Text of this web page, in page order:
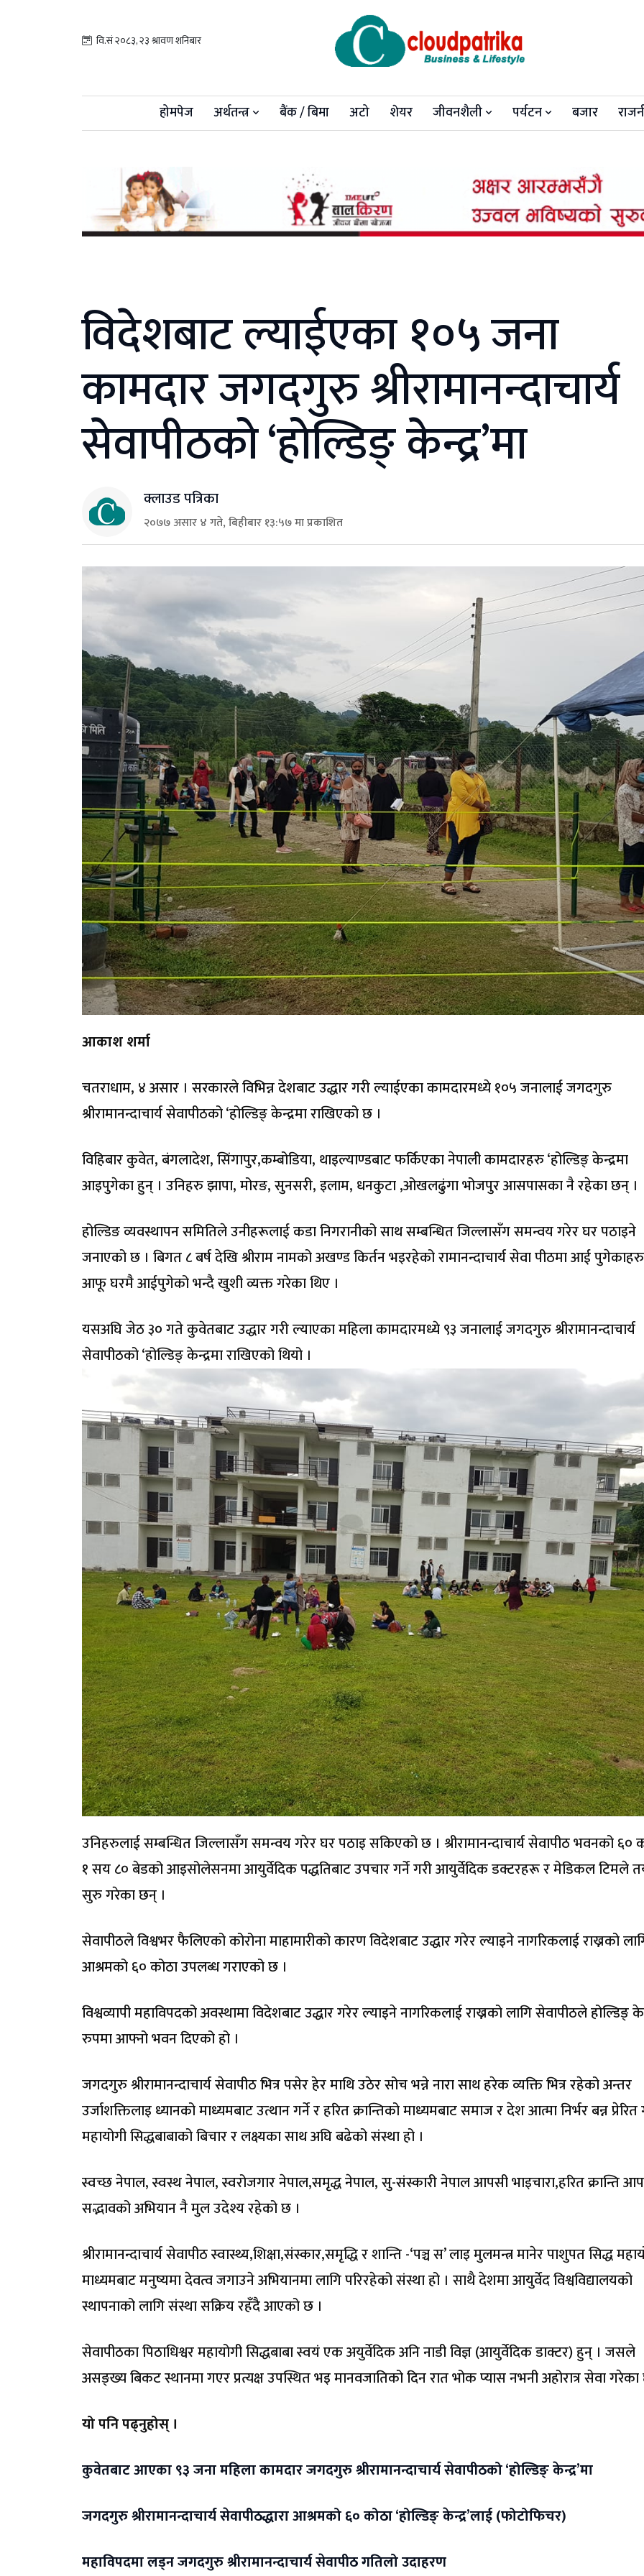
वि.सं २०८३, २३ श्रावण शनिबार
होमपेज अर्थतन्त्र बैंक / बिमा अटो शेयर जीवनशैली पर्यटन बजार
विदेशबाट ल्याईएका १०५ जना
कामदार जगदगुरु श्रीरामानन्दाचार्य
सेवापीठको ‘होल्डिङ् केन्द्र’मा
क्लाउड पत्रिका
२०७७ असार ४ गते, बिहीबार १३:५७ मा प्रकाशित
आकाश शर्मा
चतराधाम, ४ असार । सरकारले विभिन्न देशबाट उद्धार गरी ल्याईएका कामदारमध्ये १०५ जनालाई जगदगुरु
श्रीरामानन्दाचार्य सेवापीठको ‘होल्डिङ् केन्द्रमा राखिएको छ ।
विहिबार कुवेत, बंगलादेश, सिंगापुर,कम्बोडिया, थाइल्याण्डबाट फर्किएका नेपाली कामदारहरु ‘होल्डिङ् केन्द्रमा
आइपुगेका हुन् । उनिहरु झापा, मोरङ, सुनसरी, इलाम, धनकुटा ,ओखलढुंगा भोजपुर आसपासका नै रहेका छन् ।
होल्डिङ व्यवस्थापन समितिले उनीहरूलाई कडा निगरानीको साथ सम्बन्धित जिल्लासँग समन्वय गरेर घर पठाइने
जनाएको छ । बिगत ८ बर्ष देखि श्रीराम नामको अखण्ड किर्तन भइरहेको रामानन्दाचार्य सेवा पीठमा आई
आफू घरमै आईपुगेको भन्दै खुशी व्यक्त गरेका थिए ।
यसअघि जेठ ३० गते कुवेतबाट उद्धार गरी ल्याएका महिला कामदारमध्ये ९३ जनालाई जगदगुरु श्रीरामानन्दाचार्य
सेवापीठको ‘होल्डिङ् केन्द्रमा राखिएको थियो ।
उनिहरुलाई सम्बन्धित जिल्लासँग समन्वय गरेर घर पठाइ सकिएको छ । श्रीरामानन्दाचार्य सेवापीठ भवनको ६०
१ सय ८० बेडको आइसोलेसनमा आयुर्वेदिक पद्धतिबाट उपचार गर्ने गरी आयुर्वेदिक डक्टरहरू र मेडिकल टिमले
सुरु गरेका छन् ।
सेवापीठले विश्वभर फैलिएको कोरोना माहामारीको कारण विदेशबाट उद्धार गरेर ल्याइने नागरिकलाई राख्नको
आश्रमको ६० कोठा उपलब्ध गराएको छ ।
विश्वव्यापी महाविपदको अवस्थामा विदेशबाट उद्धार गरेर ल्याइने नागरिकलाई राख्नको लागि सेवापीठले होल्डिङ्
रुपमा आफ्नो भवन दिएको हो ।
जगदगुरु श्रीरामानन्दाचार्य सेवापीठ भित्र पसेर हेर माथि उठेर सोच भन्ने नारा साथ हरेक व्यक्ति भित्र रहेको अन्तर
उर्जाशक्तिलाइ ध्यानको माध्यमबाट उत्थान गर्ने र हरित क्रान्तिको माध्यमबाट समाज र देश आत्मा निर्भर बन्न प्रेरित
महायोगी सिद्धबाबाको बिचार र लक्ष्यका साथ अघि बढेको संस्था हो ।
स्वच्छ नेपाल, स्वस्थ नेपाल, स्वरोजगार नेपाल,समृद्ध नेपाल, सु-संस्कारी नेपाल आपसी भाइचारा,हरित क्रान्ति
सद्भावको अभियान नै मुल उदेश्य रहेको छ ।
श्रीरामानन्दाचार्य सेवापीठ स्वास्थ्य,शिक्षा,संस्कार,समृद्धि र शान्ति -‘पञ्च स’ लाइ मुलमन्त्र मानेर पाशुपत सिद्ध
माध्यमबाट मनुष्यमा देवत्व जगाउने अभियानमा लागि परिरहेको संस्था हो । साथै देशमा आयुर्वेद विश्वविद्यालयको
स्थापनाको लागि संस्था सक्रिय रहँदै आएको छ ।
सेवापीठका पिठाधिश्वर महायोगी सिद्धबाबा स्वयं एक अयुर्वेदिक अनि नाडी विज्ञ (आयुर्वेदिक डाक्टर) हुन् । जसले
असङ्ख्य बिकट स्थानमा गएर प्रत्यक्ष उपस्थित भइ मानवजातिको दिन रात भोक प्यास नभनी अहोरात्र सेवा
यो पनि पढ्नुहोस् ।
कुवेतबाट आएका ९३ जना महिला कामदार जगदगुरु श्रीरामानन्दाचार्य सेवापीठको ‘होल्डिङ् केन्द्र’मा
जगदगुरु श्रीरामानन्दाचार्य सेवापीठद्धारा आश्रमको ६० कोठा ‘होल्डिङ् केन्द्र’लाई (फोटोफिचर)
महाविपदमा लड्न जगदगुरु श्रीरामानन्दाचार्य सेवापीठ गतिलो उदाहरण